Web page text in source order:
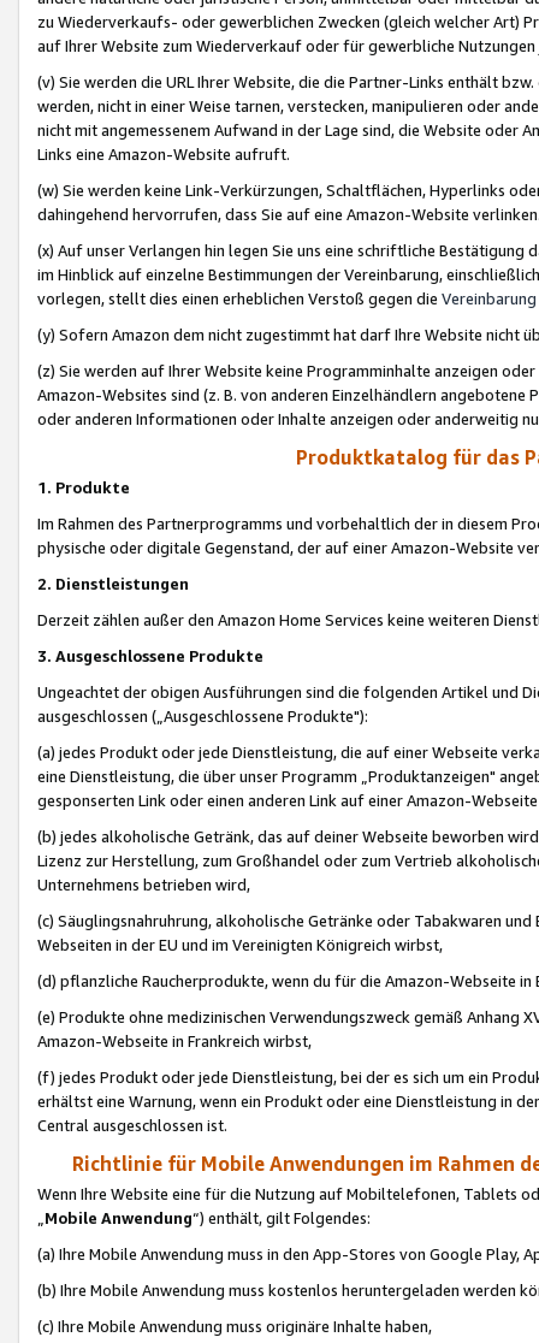
zu Wiederverkaufs- oder gewerblichen Zwecken (gleich welcher Art)
auf Ihrer Website zum Wiederverkauf oder für gewerbliche
(v) Sie werden die URL Ihrer Website, die die Partner-Links enthält
werden, nicht in einer Weise tarnen, verstecken, manipulieren oder
nicht mit angemessenem Aufwand in der Lage sind, die Website oder
Links eine Amazon-Website aufruft.
(w) Sie werden keine Link-Verkürzungen, Schaltflächen, Hyperlinks
dahingehend hervorrufen, dass Sie auf eine Amazon-Website
(x) Auf unser Verlangen hin legen Sie uns eine schriftliche
im Hinblick auf einzelne Bestimmungen der Vereinbarung,
vorlegen, stellt dies einen erheblichen Verstoß gegen die Vereinbarung
(y) Sofern Amazon dem nicht zugestimmt hat darf Ihre Website nicht
(z) Sie werden auf Ihrer Website keine Programminhalte anzeigen
Amazon-Websites sind (z. B. von anderen Einzelhändlern
oder anderen Informationen oder Inhalte anzeigen oder anderweitig
Produktkatalog für das
1. Produkte
Im Rahmen des Partnerprogramms und vorbehaltlich der in diesem
physische oder digitale Gegenstand, der auf einer Amazon-Website
2. Dienstleistungen
Derzeit zählen außer den Amazon Home Services keine weiteren
3. Ausgeschlossene Produkte
Ungeachtet der obigen Ausführungen sind die folgenden Artikel und
ausgeschlossen („Ausgeschlossene Produkte"):
(a) jedes Produkt oder jede Dienstleistung, die auf einer Webseite
eine Dienstleistung, die über unser Programm „Produktanzeigen"
gesponserten Link oder einen anderen Link auf einer Amazon-
(b) jedes alkoholische Getränk, das auf deiner Webseite beworben
Lizenz zur Herstellung, zum Großhandel oder zum Vertrieb
Unternehmens betrieben wird,
(c) Säuglingsnahruhrung, alkoholische Getränke oder Tabakwaren
Webseiten in der EU und im Vereinigten Königreich wirbst,
(d) pflanzliche Raucherprodukte, wenn du für die Amazon-Webseite in
(e) Produkte ohne medizinischen Verwendungszweck gemäß Anhang
Amazon-Webseite in Frankreich wirbst,
(f) jedes Produkt oder jede Dienstleistung, bei der es sich um ein
erhältst eine Warnung, wenn ein Produkt oder eine Dienstleistung in
Central ausgeschlossen ist.
Richtlinie für Mobile Anwendungen im Rahmen
Wenn Ihre Website eine für die Nutzung auf Mobiltelefonen, Tablets
„Mobile Anwendung“) enthält, gilt Folgendes:
(a) Ihre Mobile Anwendung muss in den App-Stores von Google Play,
(b) Ihre Mobile Anwendung muss kostenlos heruntergeladen werden
(c) Ihre Mobile Anwendung muss originäre Inhalte haben,